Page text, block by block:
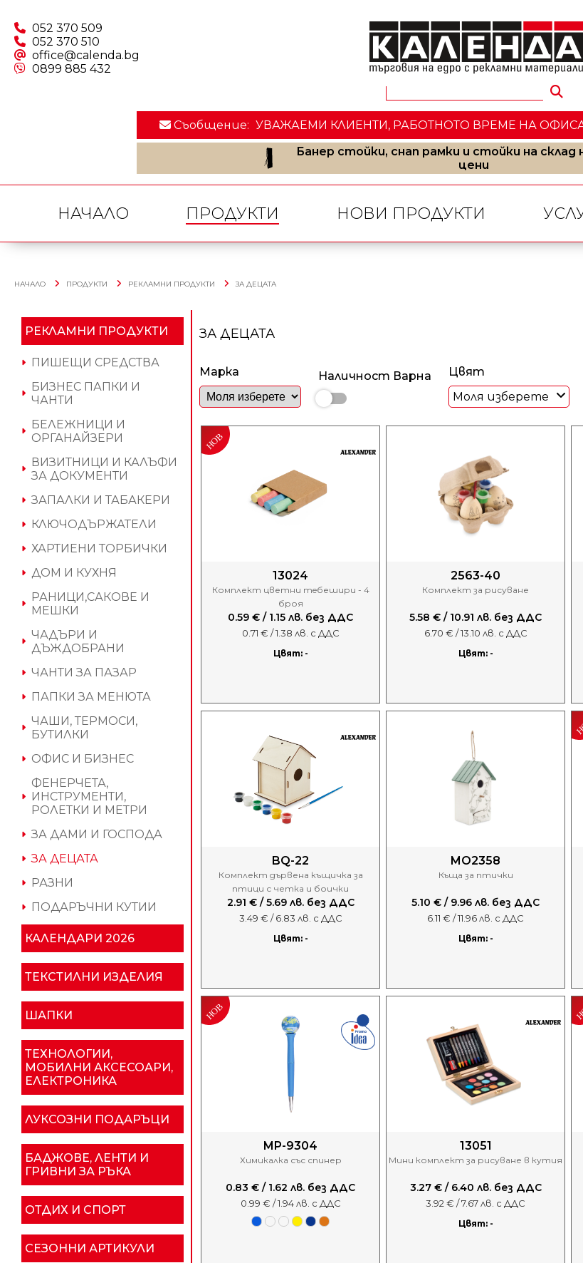
052 370 509
052 370 510
office@calenda.bg
0899 885 432
Съобщение: УВАЖАЕМИ КЛИЕНТИ, РАБОТНОТО ВРЕМЕ НА ОФИСА С
Банер стойки, снап рамки и стойки на склад
цени
НАЧАЛО ПРОДУКТИ НОВИ ПРОДУКТИ
НАЧАЛО ПРОДУКТИ РЕКЛАМНИ ПРОДУКТИ ЗА ДЕЦАТА
РЕКЛАМНИ ПРОДУКТИ
ПИШЕЩИ СРЕДСТВА
БИЗНЕС ПАПКИ И
ЧАНТИ
БЕЛЕЖНИЦИ И
ОРГАНАЙЗЕРИ
ВИЗИТНИЦИ И КАЛЪФИ
ЗА ДОКУМЕНТИ
ЗАПАЛКИ И ТАБАКЕРИ
КЛЮЧОДЪРЖАТЕЛИ
ХАРТИЕНИ ТОРБИЧКИ
ДОМ И КУХНЯ
РАНИЦИ,САКОВЕ И
МЕШКИ
ЧАДЪРИ И
ДЪЖДОБРАНИ
ЧАНТИ ЗА ПАЗАР
ПАПКИ ЗА МЕНЮТА
ЧАШИ, ТЕРМОСИ,
БУТИЛКИ
ОФИС И БИЗНЕС
ФЕНЕРЧЕТА,
ИНСТРУМЕНТИ,
РОЛЕТКИ И МЕТРИ
ЗА ДАМИ И ГОСПОДА
ЗА ДЕЦАТА
РАЗНИ
ПОДАРЪЧНИ КУТИИ
КАЛЕНДАРИ 2026
ТЕКСТИЛНИ ИЗДЕЛИЯ
ШАПКИ
ТЕХНОЛОГИИ,
МОБИЛНИ АКСЕСОАРИ,
ЕЛЕКТРОНИКА
ЛУКСОЗНИ ПОДАРЪЦИ
БАДЖОВЕ, ЛЕНТИ И
ГРИВНИ ЗА РЪКА
ОТДИХ И СПОРТ
СЕЗОННИ АРТИКУЛИ
ЗА ДЕЦАТА
Марка Наличност Варна
Цвят
Моля изберете
13024
Комплект цветни тeбешири - 4
броя
0.59 € / 1.15 лв. без ДДС
0.71 € / 1.38 лв. с ДДС
Цвят: -
2563-40
Комплект за рисуване
5.58 € / 10.91 лв. без ДДС
6.70 € / 13.10 лв. с ДДС
Цвят: -
BQ-22
Комплект дървена къщичка за
птици с четка и боички
2.91 € / 5.69 лв. без ДДС
3.49 € / 6.83 лв. с ДДС
Цвят: -
MO2358
Къща за птички
5.10 € / 9.96 лв. без ДДС
6.11 € / 11.96 лв. с ДДС
Цвят: -
MP-9304
Химикалка със спинер
0.83 € / 1.62 лв. без ДДС
0.99 € / 1.94 лв. с ДДС
13051
Мини комплект за рисуване в кутия
3.27 € / 6.40 лв. без ДДС
3.92 € / 7.67 лв. с ДДС
Цвят: -